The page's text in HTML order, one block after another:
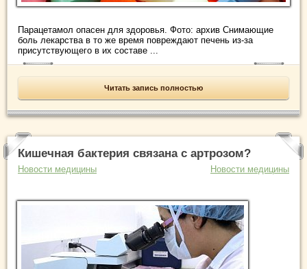
Парацетамол опасен для здоровья. Фото: архив Снимающие
боль лекарства в то же время повреждают печень из-за
присутствующего в их составе ...
Читать запись полностью
Кишечная бактерия связана с артрозом?
Новости медицины Новости медицины